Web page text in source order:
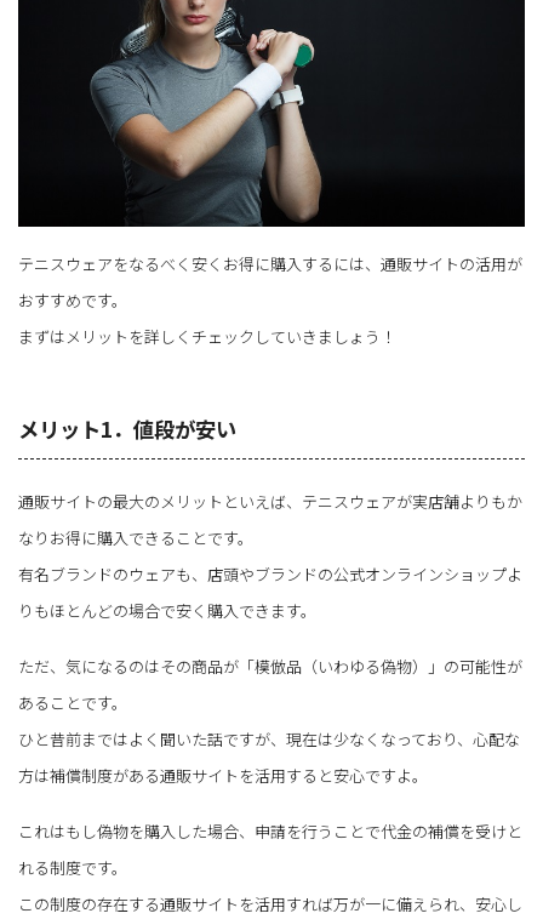
テニスウェアをなるべく安くお得に購入するには、通販サイトの活用が
おすすめです。
まずはメリットを詳しくチェックしていきましょう！
メリット1．値段が安い
通販サイトの最大のメリットといえば、テニスウェアが実店舗よりもか
なりお得に購入できることです。
有名ブランドのウェアも、店頭やブランドの公式オンラインショップよ
りもほとんどの場合で安く購入できます。
ただ、気になるのはその商品が「模倣品（いわゆる偽物）」の可能性が
あることです。
ひと昔前まではよく聞いた話ですが、現在は少なくなっており、心配な
方は補償制度がある通販サイトを活用すると安心ですよ。
これはもし偽物を購入した場合、申請を行うことで代金の補償を受けと
れる制度です。
この制度の存在する通販サイトを活用すれば万が一に備えられ、安心し